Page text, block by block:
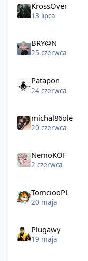
KrossOver
13 lipca
BRY@N
25 czerwca
Patapon
24 czerwca
michal86ole
20 czerwca
NemoKOF
2 czerwca
TomciooPL
20 maja
Plugawy
19 maja